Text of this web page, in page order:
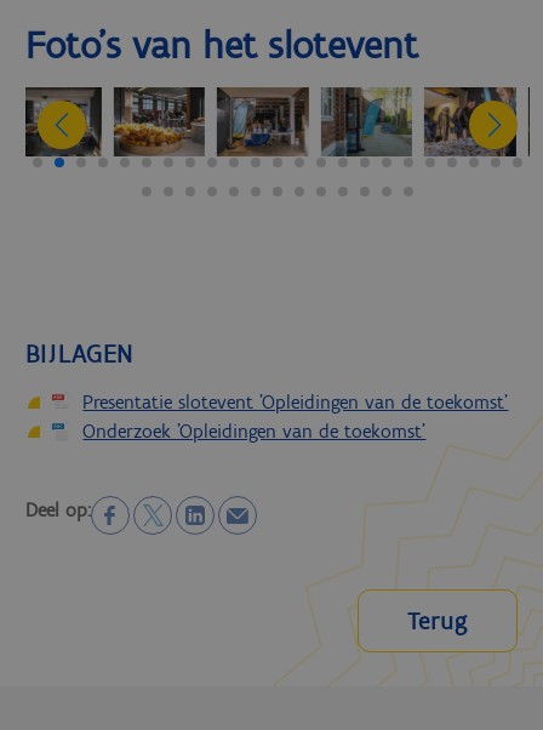
Foto's van het slotevent
BIJLAGEN
Presentatie slotevent 'Opleidingen van de toekomst'
Onderzoek 'Opleidingen van de toekomst'
Deel op:
Terug